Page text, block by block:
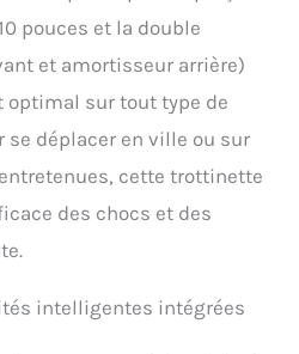
Tout-Terrain 10" &
】Équipé de pneus
cm) et d'une plateforme
de large, ce scooter
confort optimal même sur
Grâce à son
des performances
(pluie, neige,
adultes de poids élevé
Intelligente à
pouces et la double
et amortisseur arrière)
sur tout type de
se déplacer en ville ou sur
cette trottinette
des chocs et des
intelligentes intégrées